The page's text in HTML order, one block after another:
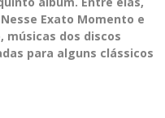
Exato Momento e
músicas dos discos
para alguns clássicos